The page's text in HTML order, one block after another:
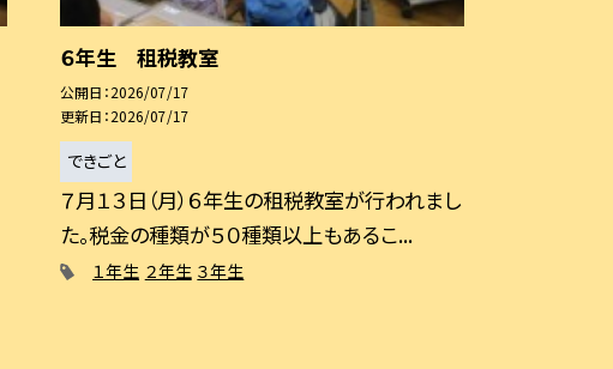
６年生 租税教室
公開日 2026/07/17
更新日 2026/07/17
できごと
７月１３日（月）６年生の租税教室が行われまし
た。税金の種類が５０種類以上もあるこ...
１年生 ２年生 ３年生